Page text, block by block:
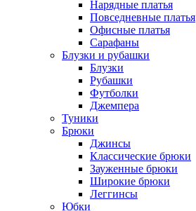
Нарядные платья
Повседневные платья
Офисные платья
Сарафаны
Блузки и рубашки
Блузки
Рубашки
Футболки
Джемпера
Туники
Брюки
Джинсы
Классические брюки
Зауженные брюки
Широкие брюки
Леггинсы
Юбки